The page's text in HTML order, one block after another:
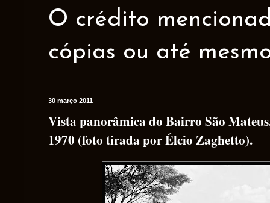
O crédito
cópias ou até
30 março 2011
Vista panorâmica do Bairro São
1970 (foto tirada por Élcio Zaghetto).